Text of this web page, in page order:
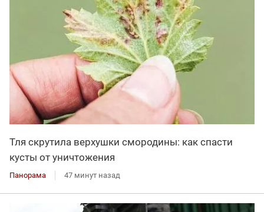
Тля скрутила верхушки смородины: как спасти
кусты от уничтожения
Панорама 47 минут назад